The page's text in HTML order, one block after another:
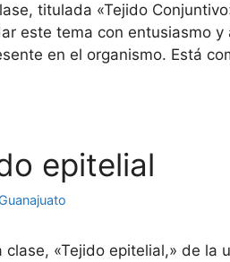
titulada «Tejido
este tema con entusiasmo
en el organismo. Está
epitelial
clase, «Tejido epitelial,» de